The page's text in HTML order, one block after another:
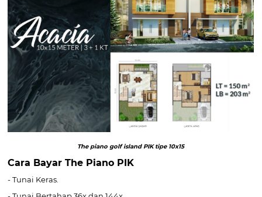
The piano golf island PIK tipe 10x15
Cara Bayar The Piano PIK
- Tunai Keras.